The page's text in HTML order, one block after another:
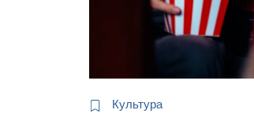
Культура